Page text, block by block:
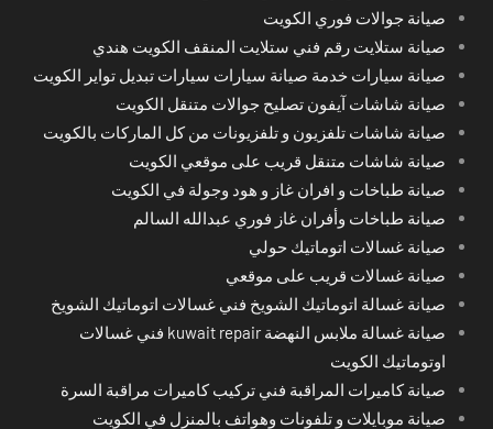
صيانة جوالات فوري الكويت
صيانة ستلايت رقم فني ستلايت المنقف الكويت هندي
صيانة سيارات خدمة صيانة سيارات سيارات تبديل تواير الكويت
صيانة شاشات آيفون تصليح جوالات متنقل الكويت
صيانة شاشات تلفزيون و تلفزيونات من كل الماركات بالكويت
صيانة شاشات متنقل قريب على موقعي الكويت
صيانة طباخات و افران غاز و هود وجولة في الكويت
صيانة طباخات وأفران غاز فوري عبدالله السالم
صيانة غسالات اتوماتيك حولي
صيانة غسالات قريب على موقعي
صيانة غسالة اتوماتيك الشويخ فني غسالات اتوماتيك الشويخ
صيانة غسالة ملابس النهضة kuwait repair فني غسالات
اوتوماتيك الكويت
صيانة كاميرات المراقبة فني تركيب كاميرات مراقبة السرة
صيانة موبايلات و تلفونات وهواتف بالمنزل في الكويت